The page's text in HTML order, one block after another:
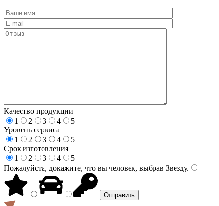
Качество продукции
1
2 3 4
5
Уровень сервиса
1
2 3 4
5
Срок изготовления
1
2 3 4
5
Пожалуйста, докажите, что вы человек, выбрав Звезду.